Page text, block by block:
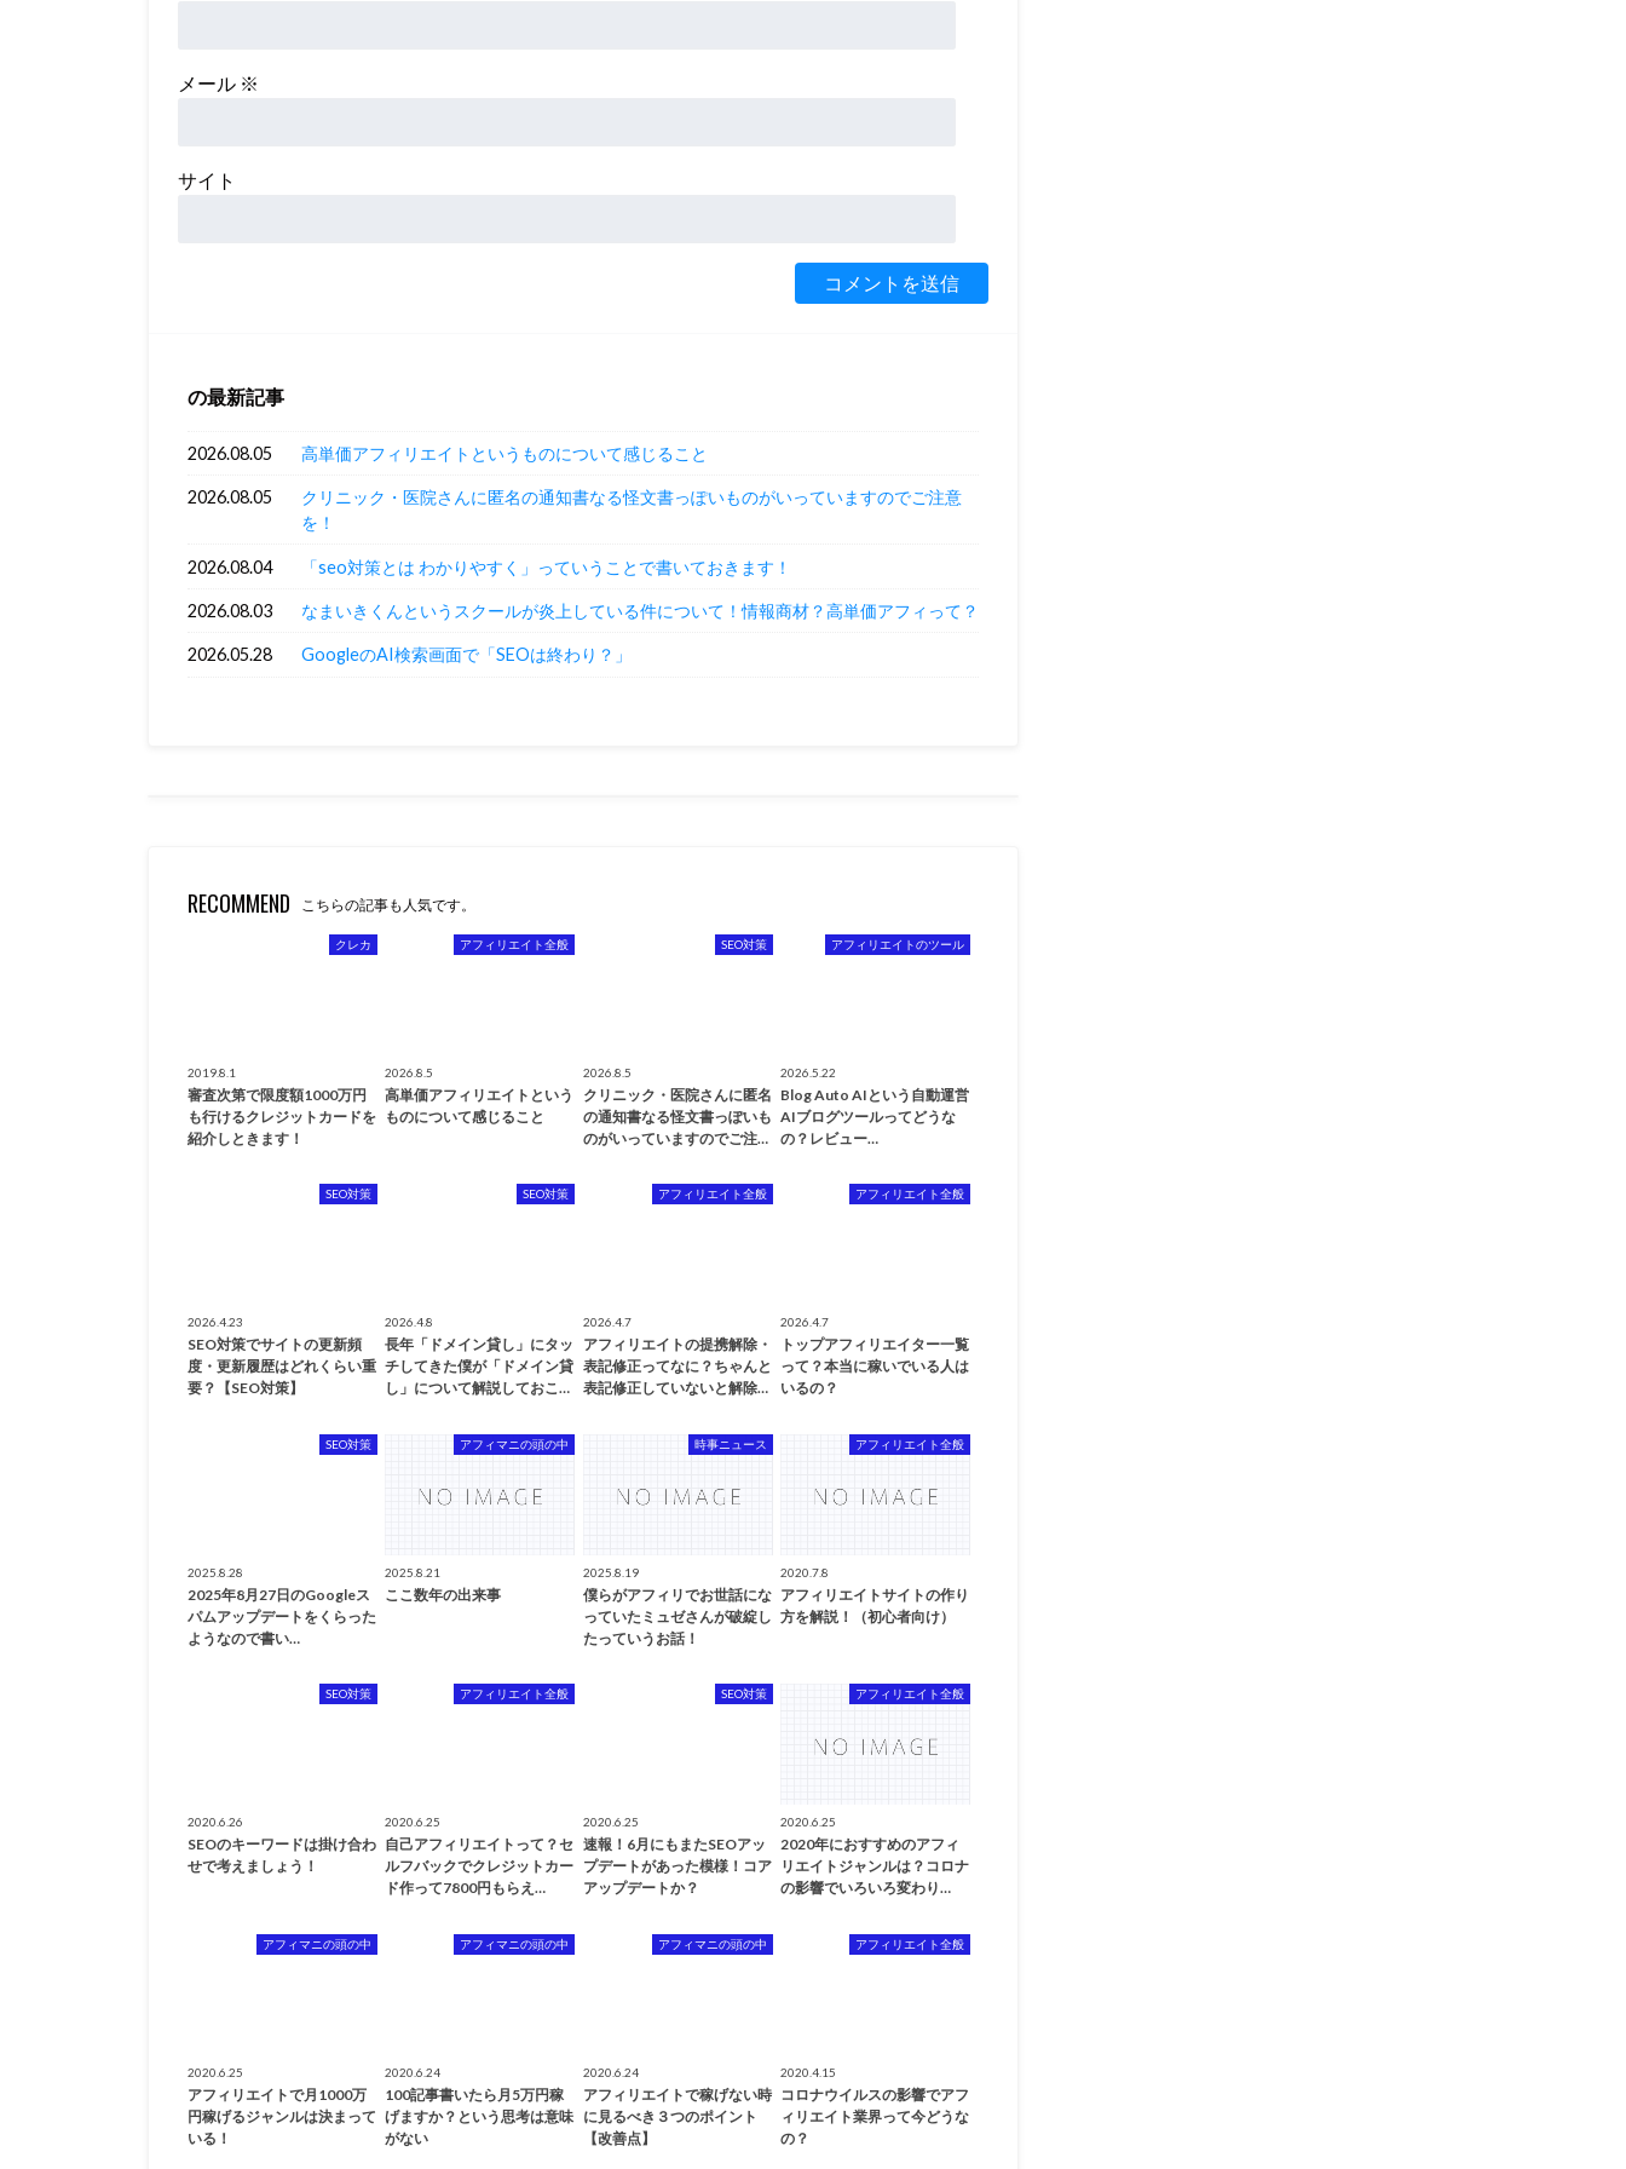
メール ※
サイト
の最新記事
2026.08.05 高単価アフィリエイトというものについて感じること
2026.08.05
クリニック・医院さんに匿名の通知書なる怪文書っぽいものがいっていますのでご注意
を！
2026.08.04 「seo対策とは わかりやすく」っていうことで書いておきます！
2026.08.03 なまいきくんというスクールが炎上している件について！情報商材？高単価アフィって？
2026.05.28 GoogleのAI検索画面で「SEOは終わり？」
RECOMMEND こちらの記事も人気です。
クレカ
2019.8.1
審査次第で限度額1000万円
も行けるクレジットカードを
紹介しときます！
アフィリエイト全般
2026.8.5
高単価アフィリエイトという
ものについて感じること
SEO対策
2026.8.5
クリニック・医院さんに匿名
の通知書なる怪文書っぽいも
のがいっていますのでご注…
アフィリエイトのツール
2026.5.22
Blog Auto AIという自動運営
AIブログツールってどうな
の？レビュー…
SEO対策
2026.4.23
SEO対策でサイトの更新頻
度・更新履歴はどれくらい重
要？【SEO対策】
SEO対策
2026.4.8
長年「ドメイン貸し」にタッ
チしてきた僕が「ドメイン貸
し」について解説しておこ…
アフィリエイト全般
2026.4.7
アフィリエイトの提携解除・
表記修正ってなに？ちゃんと
表記修正していないと解除…
アフィリエイト全般
2026.4.7
トップアフィリエイター一覧
って？本当に稼いでいる人は
いるの？
SEO対策
2025.8.28
2025年8月27日のGoogleス
パムアップデートをくらった
ようなので書い…
アフィマニの頭の中
2025.8.21
ここ数年の出来事
時事ニュース
2025.8.19
僕らがアフィリでお世話にな
っていたミュゼさんが破綻し
たっていうお話！
アフィリエイト全般
2020.7.8
アフィリエイトサイトの作り
方を解説！（初心者向け）
SEO対策
2020.6.26
SEOのキーワードは掛け合わ
せで考えましょう！
アフィリエイト全般
2020.6.25
自己アフィリエイトって？セ
ルフバックでクレジットカー
ド作って7800円もらえ…
SEO対策
2020.6.25
速報！6月にもまたSEOアッ
プデートがあった模様！コア
アップデートか？
アフィリエイト全般
2020.6.25
2020年におすすめのアフィ
リエイトジャンルは？コロナ
の影響でいろいろ変わり…
アフィマニの頭の中
2020.6.25
アフィリエイトで月1000万
円稼げるジャンルは決まって
いる！
アフィマニの頭の中
2020.6.24
100記事書いたら月5万円稼
げますか？という思考は意味
がない
アフィマニの頭の中
2020.6.24
アフィリエイトで稼げない時
に見るべき３つのポイント
【改善点】
アフィリエイト全般
2020.4.15
コロナウイルスの影響でアフ
ィリエイト業界って今どうな
の？